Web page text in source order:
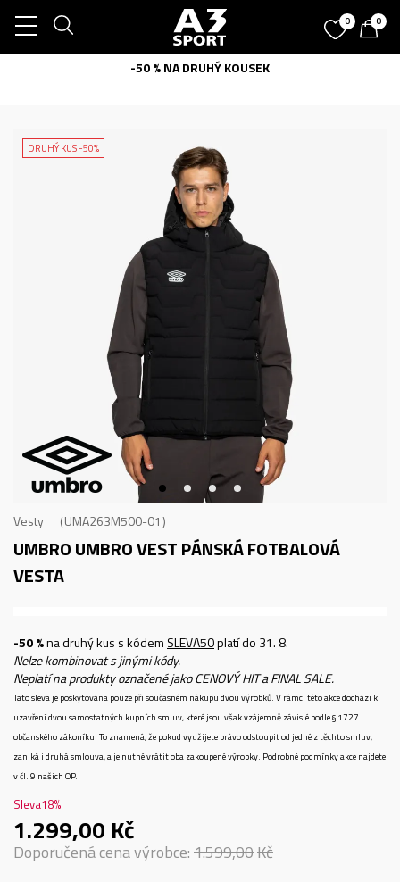
0 0
-50 % NA DRUHÝ KOUSEK
DRUHÝ KUS -50%
Vesty UMA263M500-01
UMBRO UMBRO VESTPÁNSKÁ FOTBALOVÁ
VESTA
-50 %na druhý kus s kódem SLEVA50platí do 31. 8.
Nelze kombinovat s jinými kódy.
Neplatí na produkty označené jako CENOVÝ HIT a FINAL SALE.
Tato sleva je poskytována pouze při současném nákupu dvou výrobků. V rámci této akce dochází k
uzavření dvou samostatných kupních smluv, které jsou však vzájemně závislé podle § 1727
občanského zákoníku. To znamená, že pokud využijete právo odstoupit od jedné z těchto smluv,
zaniká i druhá smlouva, a je nutné vrátit oba zakoupené výrobky. Podrobné podmínky akce najdete
v čl. 9 našich OP.
Sleva18%
1.299,00 Kč
Doporučená cena výrobce:1.599,00Kč